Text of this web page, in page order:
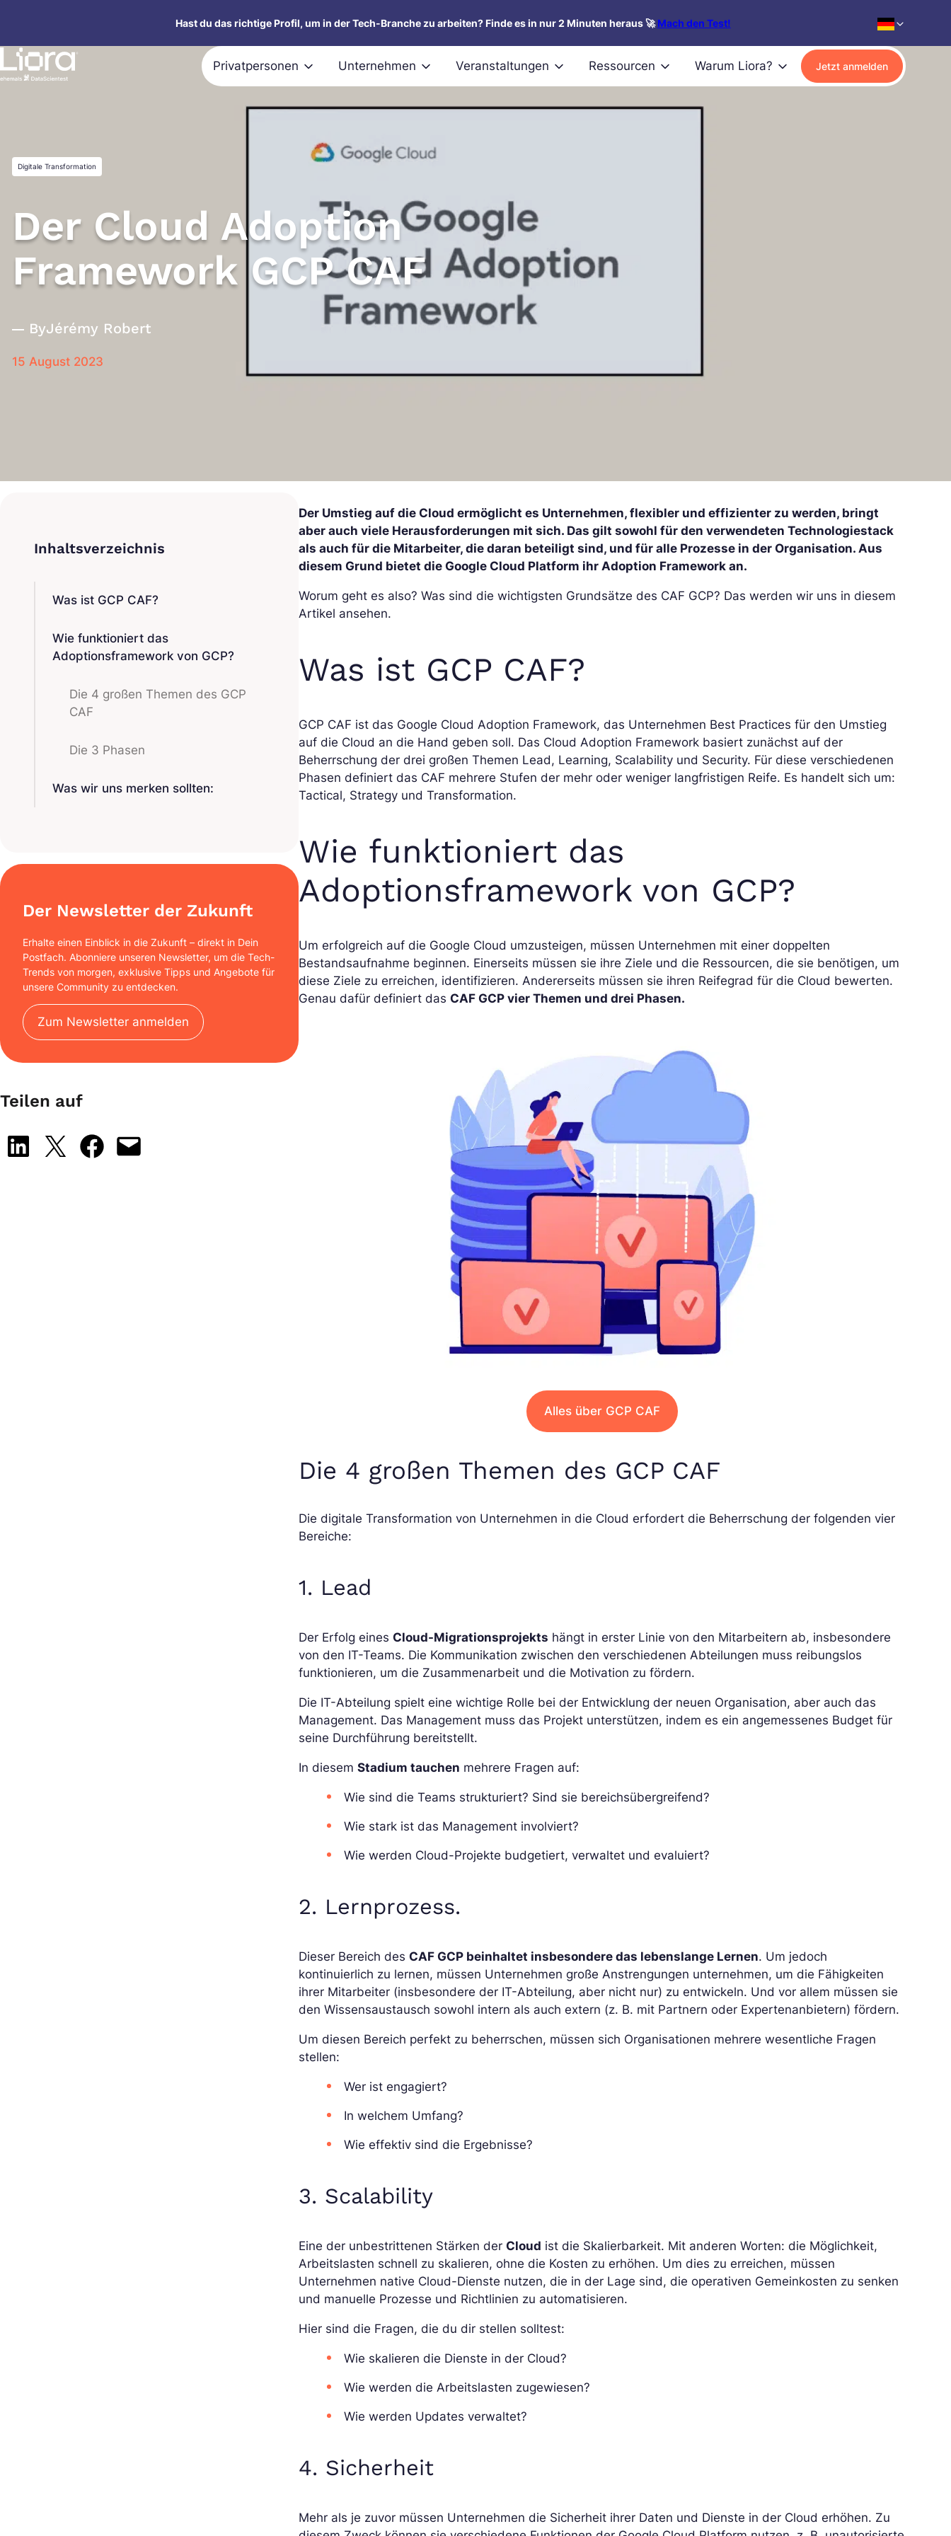
springen
Hast du das richtige Profil, um in der Tech-Branche zu arbeiten? Finde es in nur 2 Minuten heraus 🚀Mach den Test!
Privatpersonen Unternehmen Veranstaltungen Ressourcen Warum Liora? Jetzt anmelden
Digitale Transformation
Der Cloud Adoption
Framework GCP CAF
ByJérémy Robert
15 August 2023
Was ist GCP CAF?
Wie funktioniert das
Adoptionsframework von GCP?
Die 4 großen Themen des GCP
CAF
Die 3 Phasen
Was wir uns merken sollten:
Der Newsletter der Zukunft
Erhalte einen Einblick in die Zukunft – direkt in Dein
Postfach. Abonniere unseren Newsletter, um die Tech-
Trends von morgen, exklusive Tipps und Angebote für
unsere Community zu entdecken.
Zum Newsletter anmelden
Teilen auf
Share on LinkedIn
Share on X Share on Facebook
Email this Page
Der Umstieg auf die Cloud ermöglicht es Unternehmen, flexibler und effizienter zu werden, bringt
aber auch viele Herausforderungen mit sich. Das gilt sowohl für den verwendeten Technologiestack
als auch für die Mitarbeiter, die daran beteiligt sind, und für alle Prozesse in der Organisation. Aus
diesem Grund bietet die Google Cloud Platform ihr Adoption Framework an.
Worum geht es also? Was sind die wichtigsten Grundsätze des CAF GCP? Das werden wir uns in diesem
Artikel ansehen.
Was ist GCP CAF?
GCP CAF ist das Google Cloud Adoption Framework, das Unternehmen Best Practices für den Umstieg
auf die Cloud an die Hand geben soll. Das Cloud Adoption Framework basiert zunächst auf der
Beherrschung der drei großen Themen Lead, Learning, Scalability und Security. Für diese verschiedenen
Phasen definiert das CAF mehrere Stufen der mehr oder weniger langfristigen Reife. Es handelt sich um:
Tactical, Strategy und Transformation.
Wie funktioniert das
Adoptionsframework von GCP?
Um erfolgreich auf die Google Cloud umzusteigen, müssen Unternehmen mit einer doppelten
Bestandsaufnahme beginnen. Einerseits müssen sie ihre Ziele und die Ressourcen, die sie benötigen, um
diese Ziele zu erreichen, identifizieren. Andererseits müssen sie ihren Reifegrad für die Cloud bewerten.
Genau dafür definiert dasCAF GCP vier Themen und drei Phasen.
Alles über GCP CAF
Die 4 großen Themen des GCP CAF
Die digitale Transformation von Unternehmen in die Cloud erfordert die Beherrschung der folgenden vier
Bereiche:
1. Lead
Der Erfolg einesCloud-Migrationsprojekts hängt in erster Linie von den Mitarbeitern ab, insbesondere
von den IT-Teams. Die Kommunikation zwischen den verschiedenen Abteilungen muss reibungslos
funktionieren, um die Zusammenarbeit und die Motivation zu fördern.
Die IT-Abteilung spielt eine wichtige Rolle bei der Entwicklung der neuen Organisation, aber auch das
Management. Das Management muss das Projekt unterstützen, indem es ein angemessenes Budget für
seine Durchführung bereitstellt.
In diesemStadium tauchen mehrere Fragen auf:
Wie sind die Teams strukturiert? Sind sie bereichsübergreifend?
Wie stark ist das Management involviert?
Wie werden Cloud-Projekte budgetiert, verwaltet und evaluiert?
2. Lernprozess.
Dieser Bereich desCAF GCP beinhaltet insbesondere das lebenslange Lernen. Um jedoch
kontinuierlich zu lernen, müssen Unternehmen große Anstrengungen unternehmen, um die Fähigkeiten
ihrer Mitarbeiter (insbesondere der IT-Abteilung, aber nicht nur) zu entwickeln. Und vor allem müssen sie
den Wissensaustausch sowohl intern als auch extern (z. B. mit Partnern oder Expertenanbietern) fördern.
Um diesen Bereich perfekt zu beherrschen, müssen sich Organisationen mehrere wesentliche Fragen
stellen:
Wer ist engagiert?
In welchem Umfang?
Wie effektiv sind die Ergebnisse?
3. Scalability
Eine der unbestrittenen Stärken derCloud ist die Skalierbarkeit. Mit anderen Worten: die Möglichkeit,
Arbeitslasten schnell zu skalieren, ohne die Kosten zu erhöhen. Um dies zu erreichen, müssen
Unternehmen native Cloud-Dienste nutzen, die in der Lage sind, die operativen Gemeinkosten zu senken
und manuelle Prozesse und Richtlinien zu automatisieren.
Hier sind die Fragen, die du dir stellen solltest:
Wie skalieren die Dienste in der Cloud?
Wie werden die Arbeitslasten zugewiesen?
Wie werden Updates verwaltet?
4. Sicherheit
Mehr als je zuvor müssen Unternehmen die Sicherheit ihrer Daten und Dienste in der Cloud erhöhen. Zu